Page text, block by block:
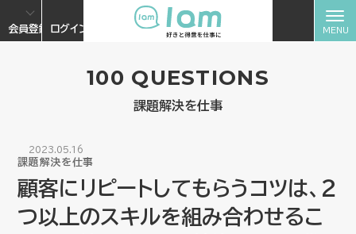
会員登録 ログイン
100 QUESTIONS
課題解決を仕事
2023.05.16
課題解決を仕事
顧客にリピートしてもらうコツは、２
つ以上のスキルを組み合わせるこ